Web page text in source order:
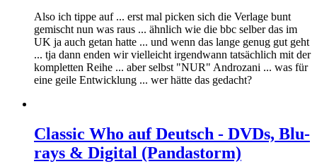
Also ich tippe auf ... erst mal picken sich die Verlage bunt
gemischt nun was raus ... ähnlich wie die bbc selber das im
UK ja auch getan hatte ... und wenn das lange genug gut geht
... tja dann enden wir vielleicht irgendwann tatsächlich mit der
kompletten Reihe ... aber selbst "NUR" Androzani ... was für
eine geile Entwicklung ... wer hätte das gedacht?
Classic Who auf Deutsch - DVDs, Blu-
rays & Digital (Pandastorm)